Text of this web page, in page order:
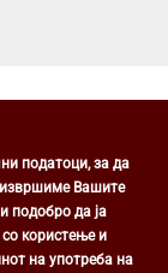
податоци, за да
извршиме Вашите
подобро да ја
користење и
на употреба на